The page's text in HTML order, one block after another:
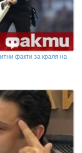
факти за краля на